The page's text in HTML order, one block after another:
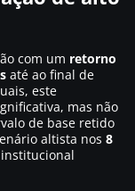
com um retorno
até ao final de
este
mas não
de base retido
altista nos 8
institucional